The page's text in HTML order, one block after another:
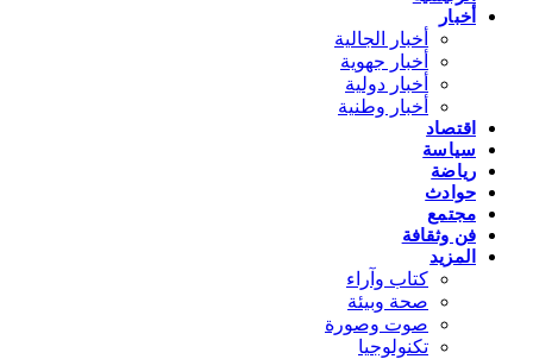
أخبار
أخبار الجالية
أخبار جهوية
أخبار دولية
أخبار وطنية
اقتصاد
سياسة
رياضة
حوادث
مجتمع
فن وثقافة
المزيد
كتاب وآراء
صحة وبيئة
صوت وصورة
تكنولوجيا